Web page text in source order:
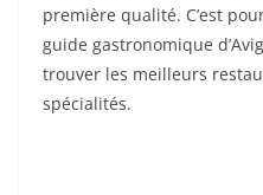
première qualité. C’est
guide gastronomique
trouver les meilleurs
spécialités.